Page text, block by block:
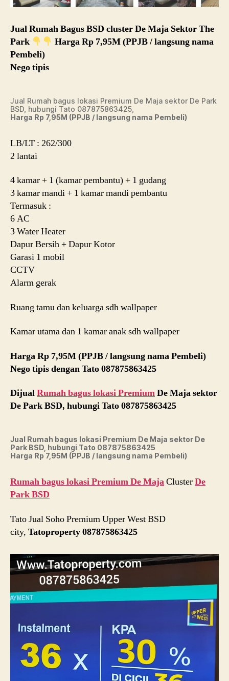
Jual Rumah Bagus BSD cluster De Maja Sektor The
Park
Harga Rp 7,95M (PPJB / langsung nama
Pembeli)
Nego tipis
Jual Rumah bagus lokasi Premium De Maja sektor De Park
BSD, hubungi Tato 087875863425,
Harga Rp 7,95M (PPJB / langsung nama Pembeli)
LB/LT : 262/300
2 lantai
4 kamar + 1 (kamar pembantu) + 1 gudang
3 kamar mandi + 1 kamar mandi pembantu
Termasuk :
6 AC
3 Water Heater
Dapur Bersih + Dapur Kotor
Garasi 1 mobil
CCTV
Alarm gerak
Ruang tamu dan keluarga sdh wallpaper
Kamar utama dan 1 kamar anak sdh wallpaper
Harga Rp 7,95M (PPJB / langsung nama Pembeli)
Nego tipis dengan Tato 087875863425
DijualRumah bagus lokasi PremiumDe Maja sektor
De Park BSD, hubungi Tato 087875863425
Jual Rumah bagus lokasi Premium De Maja sektor De
Park BSD, hubungi Tato 087875863425
Harga Rp 7,95M (PPJB / langsung nama Pembeli)
Rumah bagus lokasi Premium De MajaClusterDe
Park BSD
Tato Jual Soho Premium Upper West BSD
city, Tatoproperty 087875863425